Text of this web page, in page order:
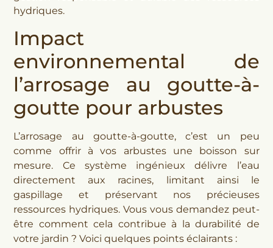
hydriques.
Impact
environnemental de
l’arrosage au goutte-à-
goutte pour arbustes
L’arrosage au goutte-à-goutte, c’est un peu
comme offrir à vos arbustes une boisson sur
mesure. Ce système ingénieux délivre l’eau
directement aux racines, limitant ainsi le
gaspillage et préservant nos précieuses
ressources hydriques. Vous vous demandez peut-
être comment cela contribue à la durabilité de
votre jardin ? Voici quelques points éclairants :